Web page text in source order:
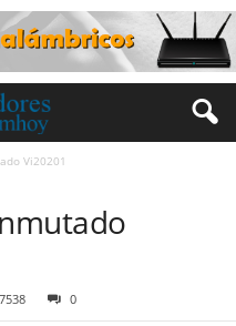
Vi20201
7538 0